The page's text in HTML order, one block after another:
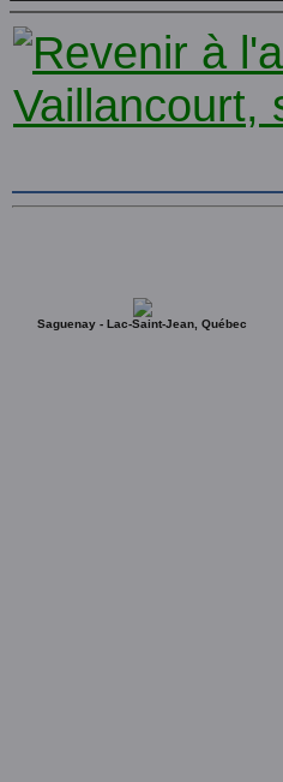
Saguenay - Lac-Saint-Jean, Québec